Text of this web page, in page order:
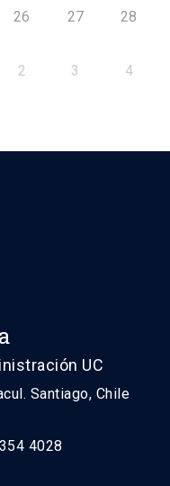
26 27 28
2 3 4
UC
Santiago, Chile
4028